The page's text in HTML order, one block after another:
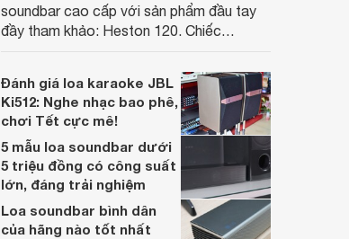
soundbar cao cấp với sản phẩm đầu tay
đầy tham khảo: Heston 120. Chiếc
lớn, kết nối đa dạng, mà còn ghi điểm nhờ
“chất Marshall” cùng cấu trúc âm thanh
5.1.2 đầy hứa hẹn.
Đánh giá loa karaoke JBL
Ki512: Nghe nhạc bao phê,
chơi Tết cực mê!
5 mẫu loa soundbar dưới
5 triệu đồng có công suất
lớn, đáng trải nghiệm
Loa soundbar bình dân
của hãng nào tốt nhất